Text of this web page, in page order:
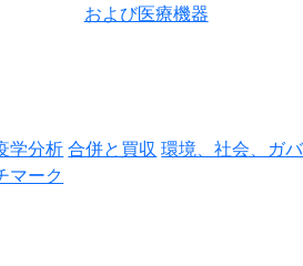
および医療機器
学分析合併と買収 環境、社会、ガ
マーク